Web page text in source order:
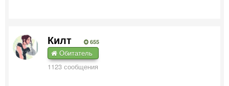
Килт 655
Обитатель
1123 сообщения